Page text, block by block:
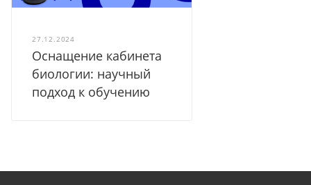
27.12.2024
Оснащение кабинета
биологии: научный
подход к обучению